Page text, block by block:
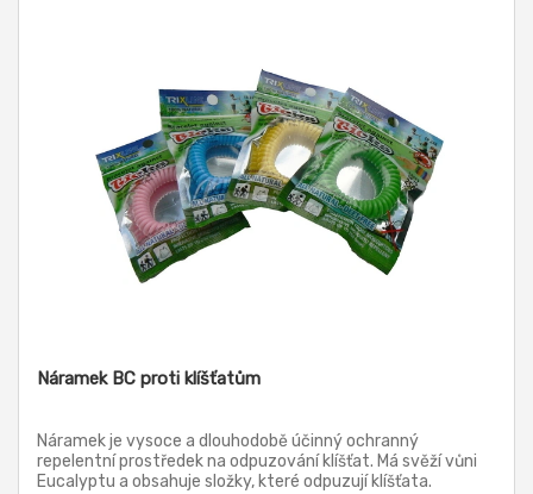
Náramek BC proti klíšťatům
Náramek je vysoce a dlouhodobě účinný ochranný
repelentní prostředek na odpuzování klíšťat. Má svěží vůni
Eucalyptu a obsahuje složky, které odpuzují klíšťata.